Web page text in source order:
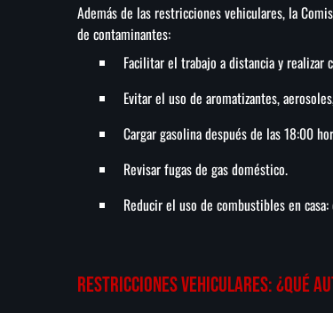
Además de las restricciones vehiculares, la
de contaminantes:
Facilitar el trabajo a distancia y
Evitar el uso de aromatizantes,
Cargar gasolina después de las 18:00
Revisar fugas de gas doméstico.
Reducir el uso de combustibles en
Restricciones vehiculares: ¿qué